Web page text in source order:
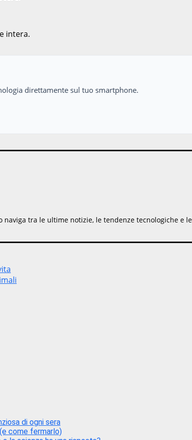
intera.
direttamente sul tuo smartphone.
tra le ultime notizie, le tendenze tecnologiche
di ogni sera
come fermarlo)